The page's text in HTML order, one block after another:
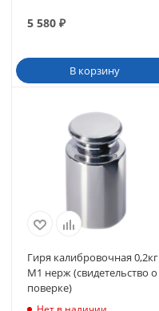
5 580 ₽
В корзину
Гиря калибровочная 0,2кг
М1 нерж (свидетельство о
поверке)